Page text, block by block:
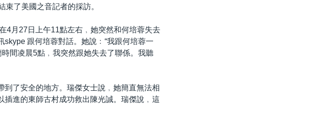
束了美國之音記者的採訪。
4月27日上午11點左右﹐她突然和何培蓉失去
跟何培蓉對話。她說﹕“我跟何培蓉一
間凌晨5點﹐我突然跟她失去了聯係。我聽
了安全的地方。瑞傑女士說﹐她簡直無法相
進的東師古村成功救出陳光誠。瑞傑說﹐這